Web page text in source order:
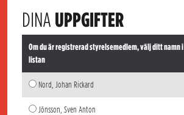
DINA UPPGIFTER
Om du är registrerad styrelsemedlem, välj ditt namn i
listan
Nord, Johan Rickard
Jönsson, Sven Anton